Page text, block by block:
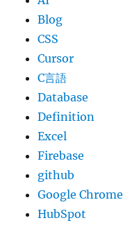
Blog
CSS
Cursor
C言語
Database
Definition
Excel
Firebase
github
Google Chrome
HubSpot